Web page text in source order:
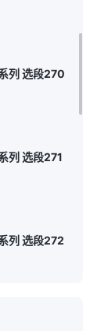
列 选段270
列 选段271
列 选段272
列 选段273